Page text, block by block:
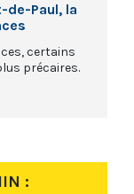
de-Paul, la
certains
précaires.
: